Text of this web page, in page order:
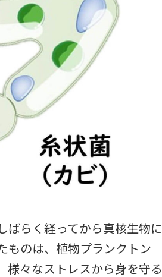
らく経ってから真核生物に
ものは、植物プランクトン
様々なストレスから身を守る